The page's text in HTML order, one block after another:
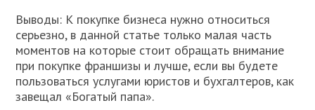
Выводы: К покупке бизнеса нужно относиться
серьезно, в данной статье только малая часть
моментов на которые стоит обращать внимание
при покупке франшизы и лучше, если вы будете
пользоваться услугами юристов и бухгалтеров, как
завещал «Богатый папа».